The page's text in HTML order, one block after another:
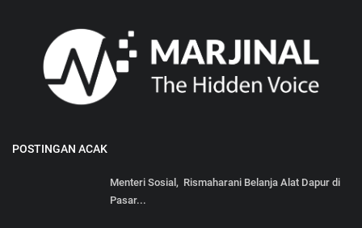
POSTINGAN ACAK
Menteri Sosial, Rismaharani Belanja Alat Dapur di
Pasar...